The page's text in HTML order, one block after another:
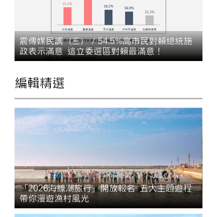
震傳媒民調（三）／54.5%高市民對賴總統施
政表示滿意 這立委選區對賴最滿意！
編輯精選
「2026海線潮旅行」開放報名 五大主題遊程
帶你漫遊漁村風光